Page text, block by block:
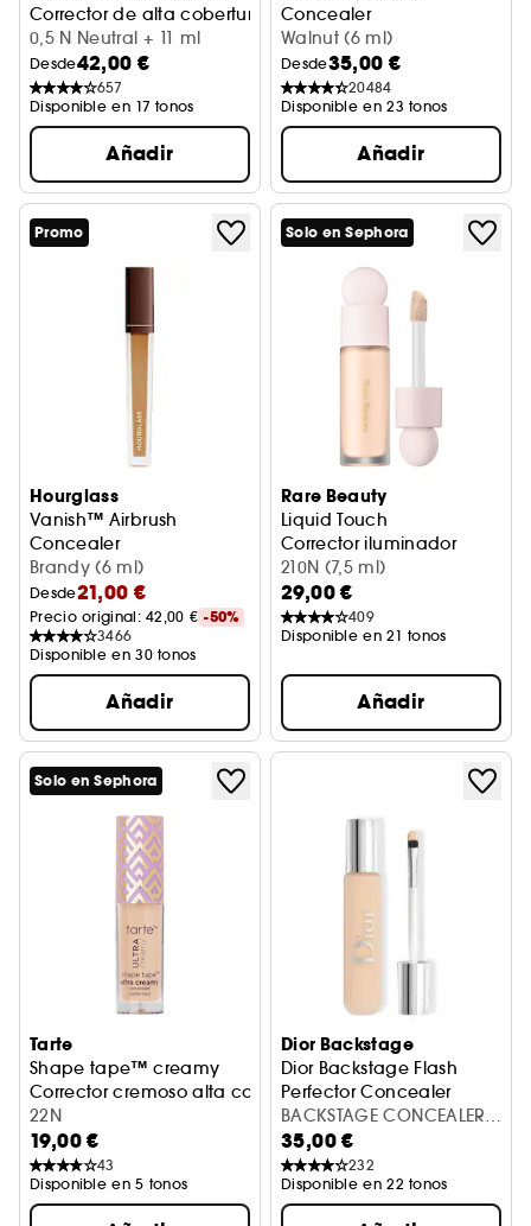
Corrector de alta cobertura 24 hrs
0,5 N Neutral + 11 ml
Desde42,00 €
657
Disponible en 17 tonos
Añadir
Concealer
Corrector de imperfecciones
Walnut (6 ml)
Desde35,00 €
20484
Disponible en 23 tonos
Añadir
Promo
Hourglass
Vanish™ Airbrush
Concealer
Corrector antiojeras
Brandy (6 ml)
Desde21,00 €
Precio original: 42,00 € -50%
3466
Disponible en 30 tonos
Añadir
Solo en Sephora
Rare Beauty
Liquid Touch
Corrector iluminador
210N (7,5 ml)
29,00 €
409
Disponible en 21 tonos
Añadir
Solo en Sephora
Tarte
Shape tape™ creamy
Corrector cremoso alta cobertura (tamaño viaje)
22N
19,00 €
43
Disponible en 5 tonos
Dior Backstage
Dior Backstage Flash
Perfector Concealer
Corrector de alta cobertura
BACKSTAGE CONCEALER 2
NEUTRAL
35,00 €
232
Disponible en 22 tonos